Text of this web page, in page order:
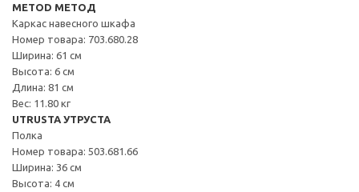
METOD МЕТОД
Каркас навесного шкафа
Номер товара: 703.680.28
Ширина: 61 см
Высота: 6 см
Длина: 81 см
Вес: 11.80 кг
UTRUSTA УТРУСТА
Полка
Номер товара: 503.681.66
Ширина: 36 см
Высота: 4 см